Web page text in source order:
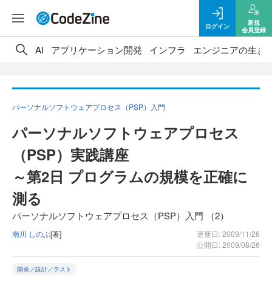
ログイン
新規
会員登録
AI アプリケーション開発 インフラ エンジニアの生き
パーソナルソフトウェアプロセス（PSP）入門
パーソナルソフトウェアプロセス
（PSP）実践講座
～第2日 プログラムの規模を正確に
測る
パーソナルソフトウェアプロセス（PSP）入門 （2）
南川 しのぶ[著]
更新日: 2009/11/26
公開日: 2009/08/26
開発／設計／テスト